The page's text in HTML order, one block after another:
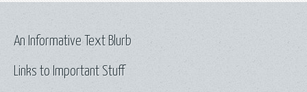
Links to Important Stuff
An Informative Text Blurb